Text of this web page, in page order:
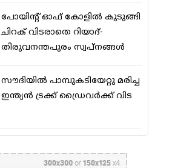
പോയിന്റ് ഓഫ് കോളില്‍ കുടുങ്ങി
ചിറക് വിടരാതെ റിയാദ്-
തിരുവനന്തപുരം സ്വപ്നങ്ങള്‍
സൗദിയിൽ പാമ്പുകടിയേറ്റു മരിച്ച
ഇന്ത്യൻ ട്രക്ക് ഡ്രൈവർക്ക് വിട